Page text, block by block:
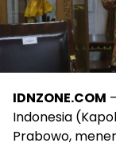
IDNZONE.COM
Indonesia
Prabowo,